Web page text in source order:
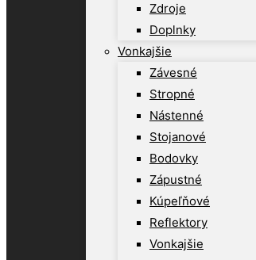
Zdroje
Doplnky
Vonkajšie
Závesné
Stropné
Nástenné
Stojanové
Bodovky
Zápustné
Kúpeľňové
Reflektory
Vonkajšie